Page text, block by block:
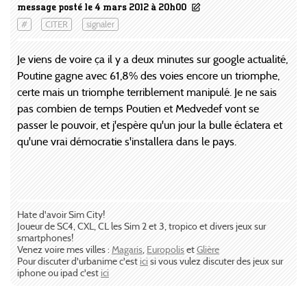
message posté le 4 mars 2012 à 20h00
# CITER signaler
Je viens de voire ça il y a deux minutes sur google actualité,
Poutine gagne avec 61,8% des voies encore un triomphe,
certe mais un triomphe terriblement manipulé. Je ne sais
pas combien de temps Poutien et Medvedef vont se
passer le pouvoir, et j'espère qu'un jour la bulle éclatera et
qu'une vrai démocratie s'installera dans le pays.
Hate d'avoir Sim City!
Joueur de SC4, CXL, CL les Sim 2 et 3, tropico et divers jeux sur
smartphones!
Venez voire mes villes :Magaris, EuropolisetGlière
Pour discuter d'urbanime c'esticisi vous vulez discuter des jeux sur
iphone ou ipad c'estici